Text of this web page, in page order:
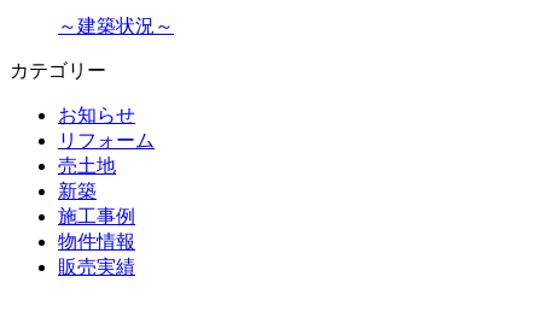
～建築状況～
カテゴリー
お知らせ
リフォーム
売土地
新築
施工事例
物件情報
販売実績